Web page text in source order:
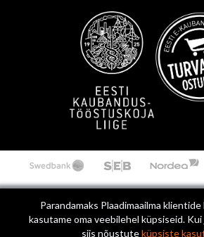
Parandamaks Plaadimaailma
kasutame oma veebilehel küpsiseid.
siis nõustuteküpsiste